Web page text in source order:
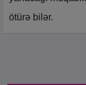
ötürə bilər.